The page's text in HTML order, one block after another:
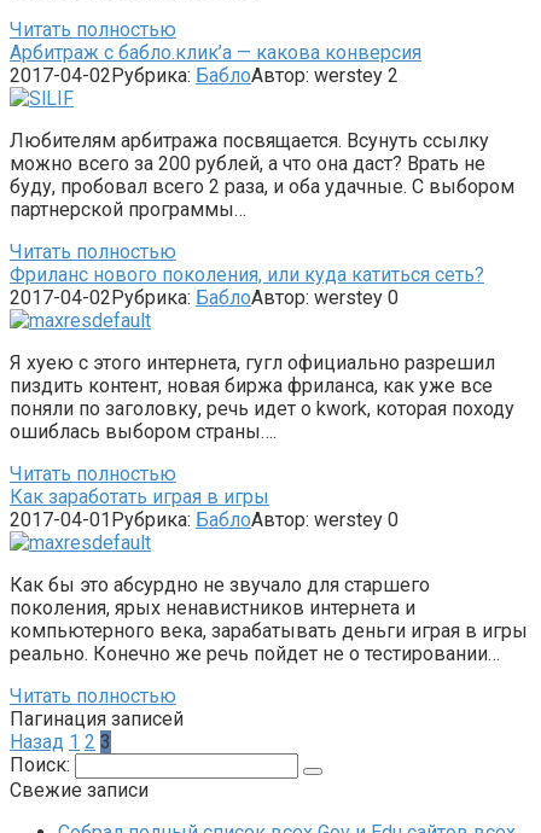
Читать полностью
Арбитраж с бабло.клик’а — какова конверсия
2017-04-02Рубрика: БаблоАвтор: werstey 2
Любителям арбитража посвящается. Всунуть ссылку
можно всего за 200 рублей, а что она даст? Врать не
буду, пробовал всего 2 раза, и оба удачные. С выбором
партнерской программы…
Читать полностью
Фриланс нового поколения, или куда катиться сеть?
2017-04-02Рубрика: БаблоАвтор: werstey 0
Я хуею с этого интернета, гугл официально разрешил
пиздить контент, новая биржа фриланса, как уже все
поняли по заголовку, речь идет о kwork, которая походу
ошиблась выбором страны….
Читать полностью
Как заработать играя в игры
2017-04-01Рубрика: БаблоАвтор: werstey 0
Как бы это абсурдно не звучало для старшего
поколения, ярых ненавистников интернета и
компьютерного века, зарабатывать деньги играя в игры
реально. Конечно же речь пойдет не о тестировании…
Читать полностью
Пагинация записей
Назад 1 2 3
Поиск:
Свежие записи